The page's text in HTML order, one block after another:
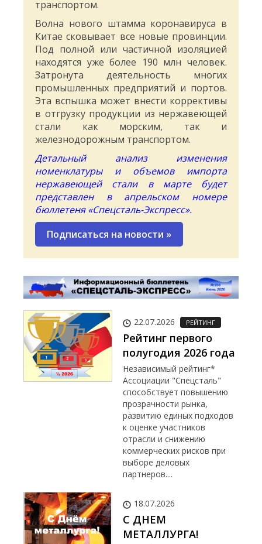
транспортом.
Волна нового штамма коронавируса в
Китае сковывает все новые провинции.
Под полной или частичной изоляцией
находятся уже более 190 млн человек.
Затронута деятельность многих
промышленных предприятий и портов.
Эта вспышка может внести коррективы
в отгрузку продукции из нержавеющей
стали как морским, так и
железнодорожным транспортом.
Детальный анализ изменения
номенклатуры и объемов импорта
нержавеющей стали в марте будет
представлен в апрельском номере
бюллетеня «Спецсталь-Экспресс».
Подписаться на новости »
22.07.2026 РЕЙТИНГ
Рейтинг первого
полугодия 2026 года
Независимый рейтинг*
Ассоциации "Спецсталь"
способствует повышению
прозрачности рынка,
развитию единых подходов
к оценке участников
отрасли и снижению
коммерческих рисков при
выборе деловых
партнеров....
18.07.2026
С ДНЕМ
МЕТАЛЛУРГА!